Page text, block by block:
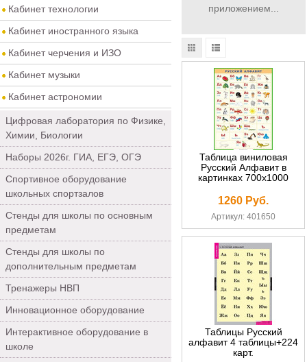
Кабинет технологии
Кабинет иностранного языка
Кабинет черчения и ИЗО
Кабинет музыки
Кабинет астрономии
Цифровая лаборатория по Физике,
Химии, Биологии
Наборы 2026г. ГИА, ЕГЭ, ОГЭ
Спортивное оборудование
школьных спортзалов
Стенды для школы по основным
предметам
Стенды для школы по
дополнительным предметам
Тренажеры НВП
Инновационное оборудование
Интерактивное оборудование в
школе
приложением...
Таблица виниловая
Русский Алфавит в
картинках 700х1000
1260 Руб.
Артикул: 401650
Таблицы Русский
алфавит 4 таблицы+224
карт.